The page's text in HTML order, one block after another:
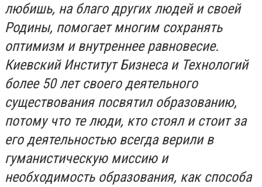
любишь, на благо других людей и своей
Родины, помогает многим сохранять
оптимизм и внутреннее равновесие.
Киевский Институт Бизнеса и Технологий
более 50 лет своего деятельного
существования посвятил образованию,
потому что те люди, кто стоял и стоит за
его деятельностью всегда верили в
гуманистическую миссию и
необходимость образования, как способа